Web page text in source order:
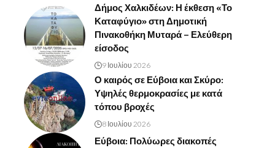
Δήμος Χαλκιδέων: Η έκθεση «Το
Καταφύγιο» στη Δημοτική
Πινακοθήκη Μυταρά – Ελεύθερη
είσοδος
9 Ιουλίου 2026
Ο καιρός σε Εύβοια και Σκύρο:
Υψηλές θερμοκρασίες με κατά
τόπου βροχές
8 Ιουλίου 2026
Εύβοια: Πολύωρες διακοπές